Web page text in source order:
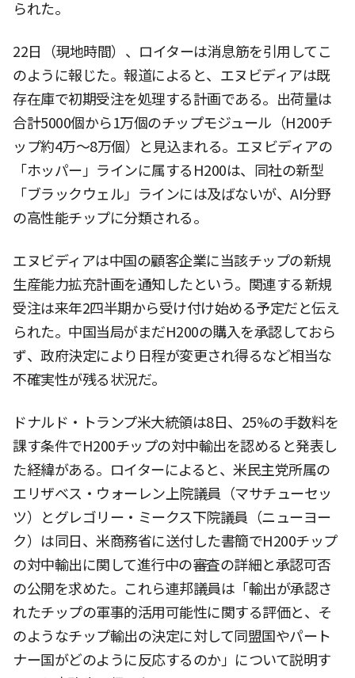
られた。
22日（現地時間）、ロイターは消息筋を引用してこ
のように報じた。報道によると、エヌビディアは既
存在庫で初期受注を処理する計画である。出荷量は
合計5000個から1万個のチップモジュール（H200チ
ップ約4万〜8万個）と見込まれる。エヌビディアの
「ホッパー」ラインに属するH200は、同社の新型
「ブラックウェル」ラインには及ばないが、AI分野
の高性能チップに分類される。
エヌビディアは中国の顧客企業に当該チップの新規
生産能力拡充計画を通知したという。関連する新規
受注は来年2四半期から受け付け始める予定だと伝え
られた。中国当局がまだH200の購入を承認しておら
ず、政府決定により日程が変更され得るなど相当な
不確実性が残る状況だ。
ドナルド・トランプ米大統領は8日、25%の手数料を
課す条件でH200チップの対中輸出を認めると発表し
た経緯がある。ロイターによると、米民主党所属の
エリザベス・ウォーレン上院議員（マサチューセッ
ツ）とグレゴリー・ミークス下院議員（ニューヨー
ク）は同日、米商務省に送付した書簡でH200チップ
の対中輸出に関して進行中の審査の詳細と承認可否
の公開を求めた。これら連邦議員は「輸出が承認さ
れたチップの軍事的活用可能性に関する評価と、そ
のようなチップ輸出の決定に対して同盟国やパート
ナー国がどのように反応するのか」について説明す